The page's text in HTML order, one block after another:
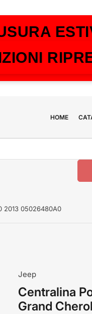
HOME
2013 05026480A0
Jeep
Centralina
Grand